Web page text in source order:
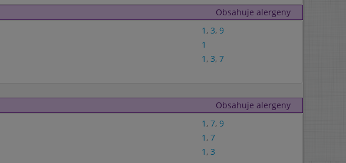
Obsahuje alergeny
1 , 3, 9
1
1 , 3, 7
Obsahuje alergeny
1 , 7, 9
1 , 7
1 , 3